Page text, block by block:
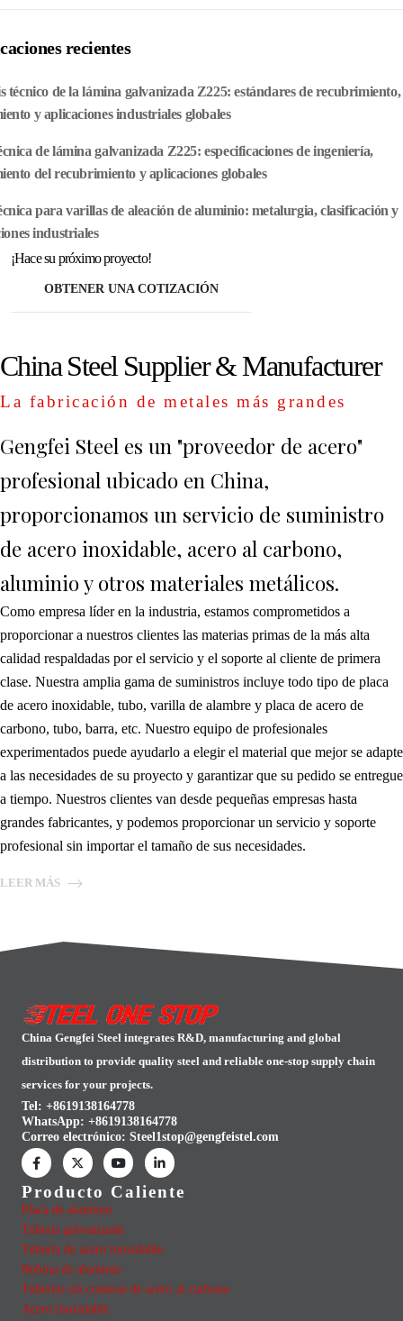
recientes
técnico de la lámina galvanizada Z225: estándares de recubrimiento,
y aplicaciones industriales globales
de lámina galvanizada Z225: especificaciones de ingeniería,
del recubrimiento y aplicaciones globales
para varillas de aleación de aluminio: metalurgia, clasificación y
industriales
¡Hace su próximo proyecto!
OBTENER UNA COTIZACIÓN
China Steel Supplier & Manufacturer
La fabricación de metales más grandes
Gengfei Steel es un "proveedor de acero"
profesional ubicado en China,
proporcionamos un servicio de suministro
de acero inoxidable, acero al carbono,
aluminio y otros materiales metálicos.
Como empresa líder en la industria, estamos comprometidos a
proporcionar a nuestros clientes las materias primas de la más alta
calidad respaldadas por el servicio y el soporte al cliente de primera
clase. Nuestra amplia gama de suministros incluye todo tipo de placa
de acero inoxidable, tubo, varilla de alambre y placa de acero de
carbono, tubo, barra, etc. Nuestro equipo de profesionales
experimentados puede ayudarlo a elegir el material que mejor se adapte
a las necesidades de su proyecto y garantizar que su pedido se entregue
a tiempo. Nuestros clientes van desde pequeñas empresas hasta
grandes fabricantes, y podemos proporcionar un servicio y soporte
profesional sin importar el tamaño de sus necesidades.
LEER MÁS
China Gengfei Steel integrates R&D, manufacturing and global
distribution to provide quality steel and reliable one-stop supply chain
services for your projects.
Tel: +8619138164778
WhatsApp: +8619138164778
Correo electrónico: Steel1stop@gengfeistel.com
Producto Caliente
Placa de aluminio
Tubería galvanizada
Tubería de acero inoxidable
Bobina de aluminio
Tuberías sin costuras de acero al carbono
Acero inoxidable